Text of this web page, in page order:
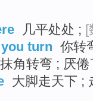
几平处处 ; [
turn 你转
角转弯 ; 厌
大脚走天下 ;